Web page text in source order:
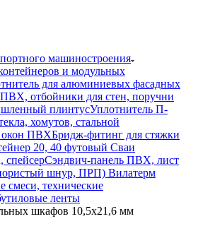
машиностроения
и модульных
для алюминиевых фасадных
отбойники для стен, поручни
плинтусУплотнитель П-
хомутов, стальной
окон ПВХБридж-фитинг для стяжки
20, 40 футовый Сваи
спейсерСэндвич-панель ПВХ, лист
шнур, ПРП) Вилатерм
смеси, технические
ленты
шкафов 10,5х21,6 мм